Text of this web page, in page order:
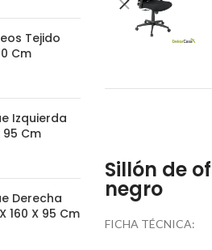
Tejido
Cm
Izquierda
95 Cm
Derecha
160 X 95 Cm
Sillón de
negro
FICHA TÉCNICA: